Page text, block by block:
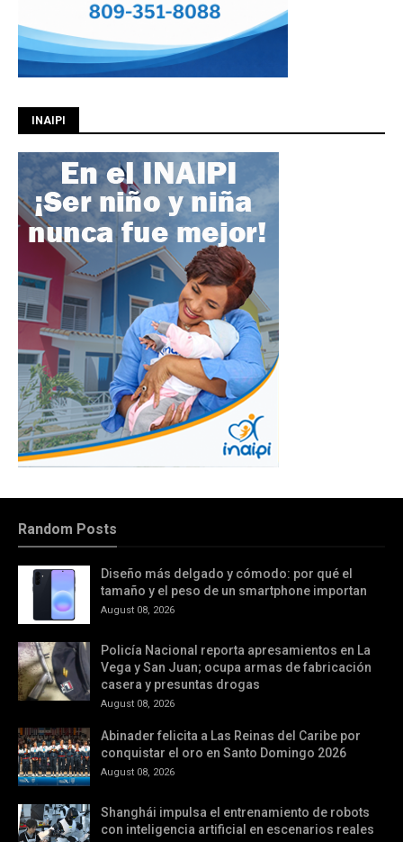
INAIPI
Random Posts
Diseño más delgado y cómodo: por qué el
tamaño y el peso de un smartphone importan
August 08, 2026
Policía Nacional reporta apresamientos en La
Vega y San Juan; ocupa armas de fabricación
casera y presuntas drogas
August 08, 2026
Abinader felicita a Las Reinas del Caribe por
conquistar el oro en Santo Domingo 2026
August 08, 2026
Shanghái impulsa el entrenamiento de robots
con inteligencia artificial en escenarios reales